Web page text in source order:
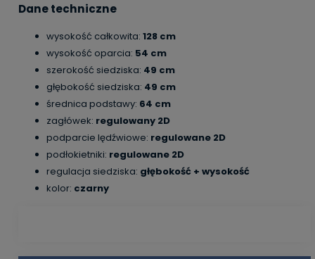
Dane techniczne
wysokość całkowita: 128 cm
wysokość oparcia: 54 cm
szerokość siedziska: 49 cm
głębokość siedziska: 49 cm
średnica podstawy: 64 cm
zagłówek: regulowany 2D
podparcie lędźwiowe: regulowane 2D
podłokietniki: regulowane 2D
regulacja siedziska: głębokość + wysokość
kolor: czarny